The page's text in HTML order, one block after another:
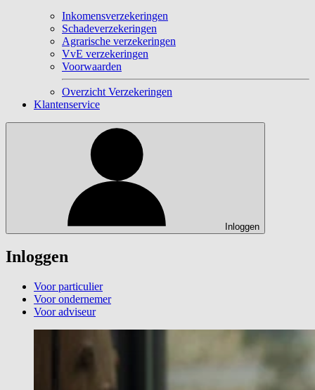
Inkomensverzekeringen
Schadeverzekeringen
Agrarische verzekeringen
VvE verzekeringen
Voorwaarden
Overzicht Verzekeringen
Klantenservice
Inloggen
Inloggen
Voor particulier
Voor ondernemer
Voor adviseur